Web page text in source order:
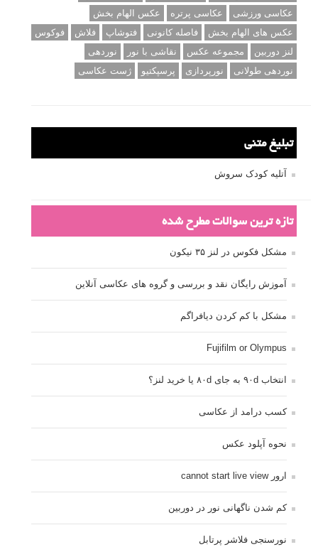
عکاسی ورزشی
عکاسی پرتره
عکس الهام بخش
عکس های الهام بخش
فاصله کانونی فتوشاپ فلاش
فوکوس
لنز دوربین
مجموعه عکس نقاشی با نور
نوردهی
نوردهی طولانی
نورپردازی پرسپکتیو ژست عکاسی
تبلیغ متنی
آتلیه کودک سروش
تازه ترین سوالات مطرح شده
مشکل فکوس در لنز ۳۵ نیکون
آموزش رایگان نقد و بررسی و گروه های عکاسی آنلاین
مشکل با کم کردن دیافراگم
Fujifilm or Olympus
انتخاب ۹۰d به جای ۸۰d یا خرید لنز؟
کسب درامد از عکاسی
نحوه آپلود عکس
ارور cannot start live view
کم شدن ناگهانی نور در دوربین
نورسنجی فلاشر پرتابل